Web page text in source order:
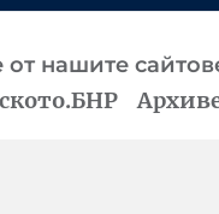
нашите